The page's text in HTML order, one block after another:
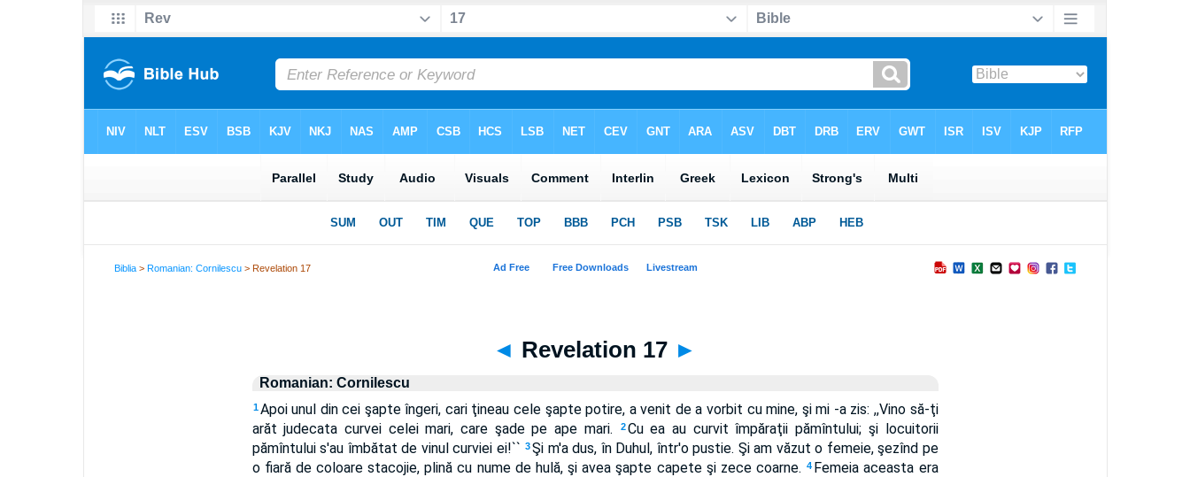
Biblia >Romanian: Cornilescu > Revelation 17
◄ Revelation 17 ►
Romanian: Cornilescu
1 Apoi unul din cei şapte îngeri, cari ţineau cele şapte potire, a venit de a vorbit cu mine, şi mi -a zis: ,,Vino să-ţi
arăt judecata curvei celei mari, care şade pe ape mari.
2 Cu ea au curvit împăraţii pămîntului; şi locuitorii
pămîntului s'au îmbătat de vinul curviei ei!`` 3Şi m'a dus, în Duhul, într'o pustie. Şi am văzut o femeie, şezînd pe
o fiară de coloare stacojie, plină cu nume de hulă, şi avea şapte capete şi zece coarne. 4 Femeia aceasta era